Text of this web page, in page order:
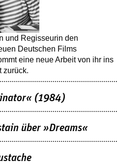
und Regisseurin den
Deutschen Films
eine neue Arbeit von ihr ins
zurück.
(1984)
über »Dreams«